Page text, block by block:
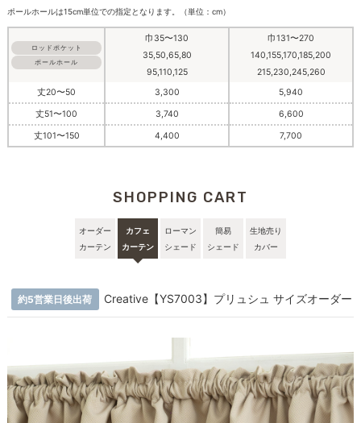
ポールホールは15cm単位での指定となります。（単位：cm）
ロッドポケット
ポールホール
巾35〜130
35,50,65,80
95,110,125
巾131〜270
140,155,170,185,200
215,230,245,260
丈20〜50
3,300 5,940
丈51〜100 3,740 6,600
丈101〜150 4,400 7,700
SHOPPING CART
オーダー
カーテン
カフェ
カーテン
ローマン
シェード
簡易
シェード
生地売り
カバー
約5営業日後出荷 Creative【YS7003】プリュシュ サイズオーダー